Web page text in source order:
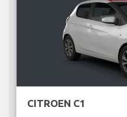
CITROEN C1